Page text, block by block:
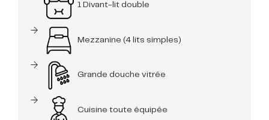
1 Divant-lit double
Mezzanine (4 lits simples)
Grande douche vitrée
Cuisine toute équipée